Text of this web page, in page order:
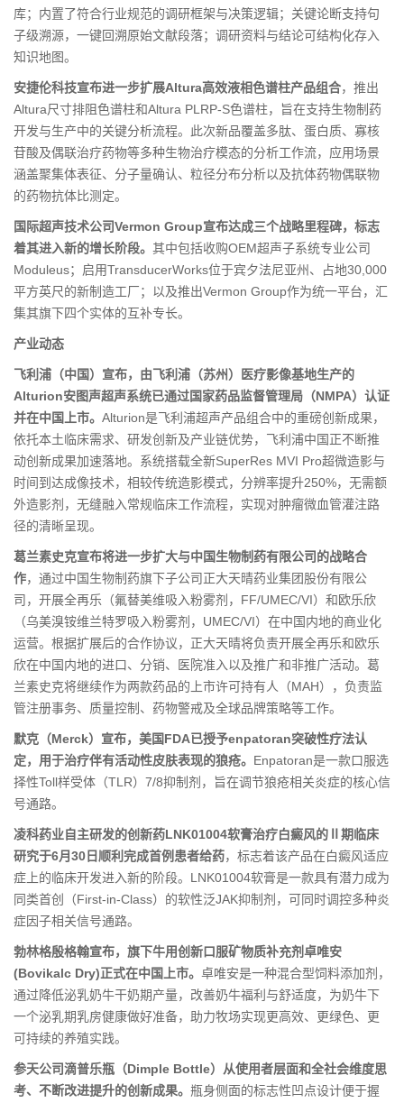
库；内置了符合行业规范的调研框架与决策逻辑；关键论断支持句
子级溯源，一键回溯原始文献段落；调研资料与结论可结构化存入
知识地图。
安捷伦科技宣布进一步扩展Altura高效液相色谱柱产品组合，推出
Altura尺寸排阻色谱柱和Altura PLRP-S色谱柱，旨在支持生物制药
开发与生产中的关键分析流程。此次新品覆盖多肽、蛋白质、寡核
苷酸及偶联治疗药物等多种生物治疗模态的分析工作流，应用场景
涵盖聚集体表征、分子量确认、粒径分布分析以及抗体药物偶联物
的药物抗体比测定。
国际超声技术公司Vermon Group宣布达成三个战略里程碑，标志
着其进入新的增长阶段。 其中包括收购OEM超声子系统专业公司
Moduleus；启用TransducerWorks位于宾夕法尼亚州、占地30,000
平方英尺的新制造工厂；以及推出Vermon Group作为统一平台，汇
集其旗下四个实体的互补专长。
产业动态
飞利浦（中国）宣布，由飞利浦（苏州）医疗影像基地生产的
Alturion安图声超声系统已通过国家药品监督管理局（NMPA）认证
并在中国上市。 Alturion是飞利浦超声产品组合中的重磅创新成果，
依托本土临床需求、研发创新及产业链优势，飞利浦中国正不断推
动创新成果加速落地。系统搭载全新SuperRes MVI Pro超微造影与
时间到达成像技术，相较传统造影模式，分辨率提升250%，无需额
外造影剂，无缝融入常规临床工作流程，实现对肿瘤微血管灌注路
径的清晰呈现。
葛兰素史克宣布将进一步扩大与中国生物制药有限公司的战略合
作，通过中国生物制药旗下子公司正大天晴药业集团股份有限公
司，开展全再乐（氟替美维吸入粉雾剂，FF/UMEC/VI）和欧乐欣
（乌美溴铵维兰特罗吸入粉雾剂，UMEC/VI）在中国内地的商业化
运营。根据扩展后的合作协议，正大天晴将负责开展全再乐和欧乐
欣在中国内地的进口、分销、医院准入以及推广和非推广活动。葛
兰素史克将继续作为两款药品的上市许可持有人（MAH），负责监
管注册事务、质量控制、药物警戒及全球品牌策略等工作。
默克（Merck）宣布，美国FDA已授予enpatoran突破性疗法认
定，用于治疗伴有活动性皮肤表现的狼疮。 Enpatoran是一款口服选
择性Toll样受体（TLR）7/8抑制剂，旨在调节狼疮相关炎症的核心信
号通路。
凌科药业自主研发的创新药LNK01004软膏治疗白癜风的Ⅱ期临床
研究于6月30日顺利完成首例患者给药，标志着该产品在白癜风适应
症上的临床开发进入新的阶段。LNK01004软膏是一款具有潜力成为
同类首创（First-in-Class）的软性泛JAK抑制剂，可同时调控多种炎
症因子相关信号通路。
勃林格殷格翰宣布，旗下牛用创新口服矿物质补充剂卓唯安
(Bovikalc Dry)正式在中国上市。 卓唯安是一种混合型饲料添加剂，
通过降低泌乳奶牛干奶期产量，改善奶牛福利与舒适度，为奶牛下
一个泌乳期乳房健康做好准备，助力牧场实现更高效、更绿色、更
可持续的养殖实践。
参天公司滴普乐瓶（Dimple Bottle）从使用者层面和全社会维度思
考、不断改进提升的创新成果。 瓶身侧面的标志性凹点设计便于握